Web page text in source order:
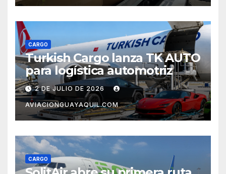
CARGO
Turkish Cargo lanza TK AUTO
para logística automotriz
2 DE JULIO DE 2026
AVIACIONGUAYAQUIL.COM
CARGO